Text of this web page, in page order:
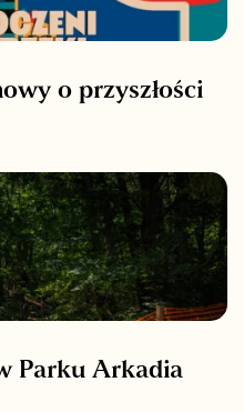
o przyszłości
Parku Arkadia